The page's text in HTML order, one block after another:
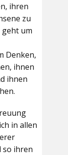
ihren
zu
geht um
Denken,
ihnen
ihnen
in allen
so ihren